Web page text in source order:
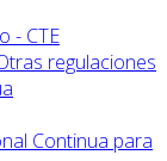
- CTE
regulaciones
Continua para